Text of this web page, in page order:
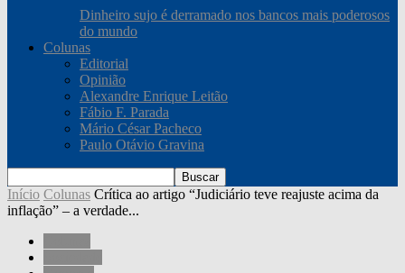
Dinheiro sujo é derramado nos bancos mais poderosos
do mundo
Colunas
Editorial
Opinião
Alexandre Enrique Leitão
Fábio F. Parada
Mário César Pacheco
Paulo Otávio Gravina
Início Colunas Crítica ao artigo “Judiciário teve reajuste acima da
inflação” – a verdade...